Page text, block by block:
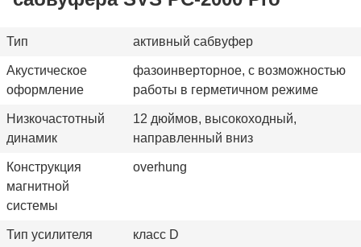
Тип активный сабвуфер
Акустическое
оформление
фазоинверторное, с возможностью
работы в герметичном режиме
Низкочастотный
динамик
12 дюймов, высокоходный,
направленный вниз
Конструкция
магнитной
системы
overhung
Тип усилителя класс D